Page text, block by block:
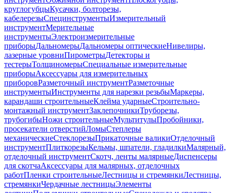
круглогубцыКусачки, болторезы,
кабелерезыСпецинструментыИзмерительный
инструментМерительные
инструментыЭлектроизмерительные
приборыДальномерыДальномеры оптическиеНивелиры,
лазерные уровниПирометрыДетекторы и
тестерыТолщиномерыСпециальные измерительные
приборыАксессуары для измерительных
приборовРазметочный инструментРазметочные
инструментыИнструменты для нарезки резьбыМаркеры,
карандаши строительныеКлейма ударныеСтроительно-
монтажный инструментЗаклепочникиТруборезы,
трубогибыНожи строительныеМультитулыПробойники,
просекатели отверстийЛомыСтеплеры
механическиеСтеклорезыПрикаточные валикиОтделочный
инструментПлиткорезыКельмы, шпатели, гладилкиМалярный,
отделочный инструментСкотч, ленты малярныеДиспенсеры
для скотчаАксессуары для малярных, отделочных
работПленки строительныеЛестницы и стремянкиЛестницы,
стремянкиЧердачные лестницыЭлементы